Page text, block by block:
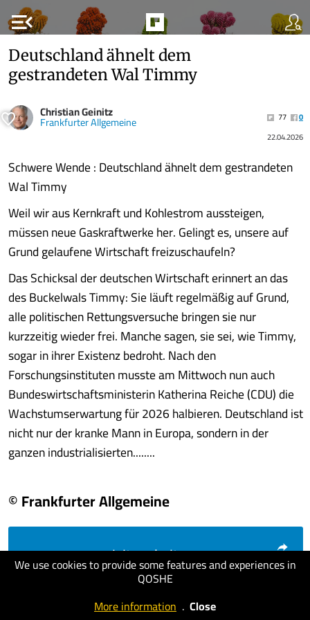
menu_open
We use cookies to provide some features and experiences in
QOSHE
More information . Close
Deutschland ähnelt dem
gestrandeten Wal Timmy
Christian Geinitz
Frankfurter Allgemeine 77
0
22.04.2026
Schwere Wende : Deutschland ähnelt dem gestrandeten
Wal Timmy
Weil wir aus Kernkraft und Kohlestrom aussteigen,
müssen neue Gaskraftwerke her. Gelingt es, unsere auf
Grund gelaufene Wirtschaft freizuschaufeln?
Das Schicksal der deutschen Wirtschaft erinnert an das
des Buckelwals Timmy: Sie läuft regelmäßig auf Grund,
alle politischen Rettungsversuche bringen sie nur
kurzzeitig wieder frei. Manche sagen, sie sei, wie Timmy,
sogar in ihrer Existenz bedroht. Nach den
Forschungsinstituten musste am Mittwoch nun auch
Bundeswirtschaftsministerin Katherina Reiche (CDU) die
Wachstumserwartung für 2026 halbieren. Deutschland ist
nicht nur der kranke Mann in Europa, sondern in der
ganzen industrialisierten........
© Frankfurter Allgemeine
visit website